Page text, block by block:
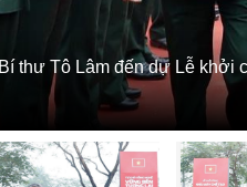
thư Tô Lâm đến dự Lễ khởi